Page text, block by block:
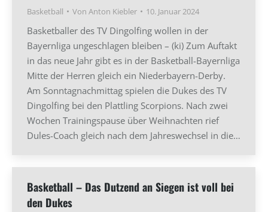
Basketball Von Anton Kiebler 10. Januar 2024
Basketballer des TV Dingolfing wollen in der
Bayernliga ungeschlagen bleiben – (ki) Zum Auftakt
in das neue Jahr gibt es in der Basketball-Bayernliga
Mitte der Herren gleich ein Niederbayern-Derby.
Am Sonntagnachmittag spielen die Dukes des TV
Dingolfing bei den Plattling Scorpions. Nach zwei
Wochen Trainingspause über Weihnachten rief
Dules-Coach gleich nach dem Jahreswechsel in die…
Basketball – Das Dutzend an Siegen ist voll bei
den Dukes